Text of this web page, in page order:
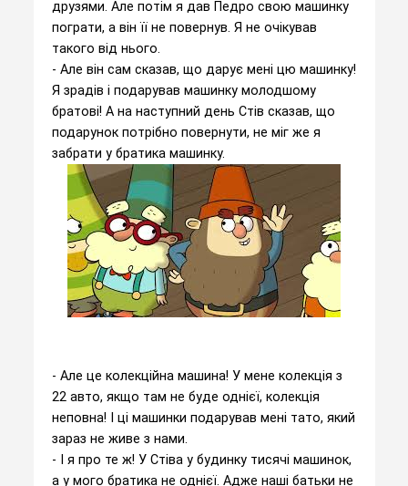
друзями. Але потім я дав Педро свою машинку
пограти, а він її не повернув. Я не очікував
такого від нього.
- Але він сам сказав, що дарує мені цю машинку!
Я зрадів і подарував машинку молодшому
братові! А на наступний день Стів сказав, що
подарунок потрібно повернути, не міг же я
забрати у братика машинку.
- Але це колекційна машина! У мене колекція з
22 авто, якщо там не буде однієї, колекція
неповна! І ці машинки подарував мені тато, який
зараз не живе з нами.
- І я про те ж! У Стіва у будинку тисячі машинок,
а у мого братика не однієї. Адже наші батьки не